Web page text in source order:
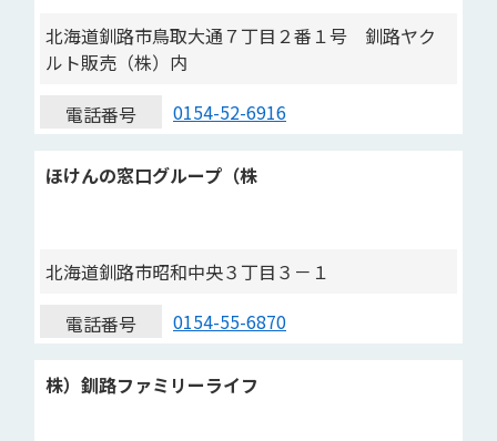
北海道釧路市鳥取大通７丁目２番１号 釧路ヤク
ルト販売（株）内
電話番号
0154-52-6916
ほけんの窓口グループ（株
北海道釧路市昭和中央３丁目３－１
電話番号
0154-55-6870
株）釧路ファミリーライフ